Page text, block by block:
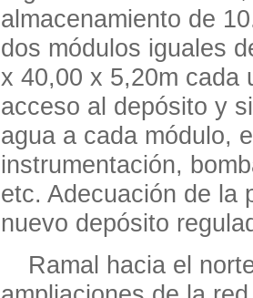
almacenamiento de
dos módulos iguales
x 40,00 x 5,20m cada
acceso al depósito y
agua a cada módulo,
instrumentación,
etc. Adecuación de la
nuevo depósito
Ramal hacia el